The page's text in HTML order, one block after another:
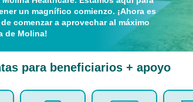
un magnífico comienzo. ¡Ahora es
comenzar a aprovechar al máximo
de Molina!
para beneficiarios + apoyo